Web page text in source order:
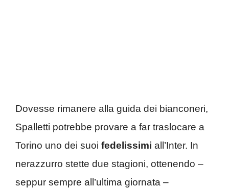
Dovesse rimanere alla guida dei bianconeri,
Spalletti potrebbe provare a far traslocare a
Torino uno dei suoi fedelissimi all’Inter. In
nerazzurro stette due stagioni, ottenendo –
seppur sempre all’ultima giornata –